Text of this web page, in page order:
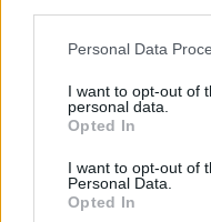
Personal Data
I want to opt-out of
personal data.
Opted In
I want to opt-out of
Personal Data.
Opted In
Prakalbo apie Seime
M. Maldeikis
pasekmes